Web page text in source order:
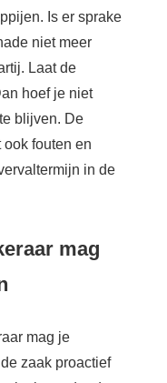
Is er sprake
niet meer
Laat de
hoef je niet
blijven. De
fouten en
in de
mag
mag je
zaak proactief